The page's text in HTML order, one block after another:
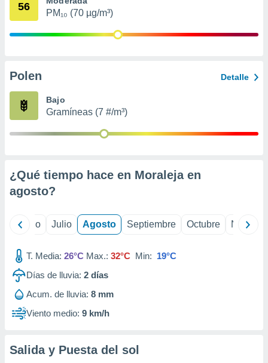
publicidad
de
1199
56
PM₁₀ (70 µg/m³)
Polen Detalle
Bajo
Gramíneas (7 #/m³)
¿Qué tiempo hace en Moraleja en
agosto?
Junio Julio Agosto Septiembre Octubre
T. Media: 26°C Max.: 32°C Min: 19°C
Días de lluvia: 2 días
Acum. de lluvia: 8 mm
Viento medio: 9 km/h
Salida y Puesta del sol